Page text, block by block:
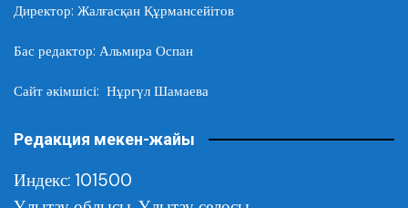
Директор: Жалғасқан Құрмансейітов
Бас редактор: Альмира Оспан
Сайт әкімшісі: Нұргүл Шамаева
Редакция мекен-жайы
Индекс: 101500